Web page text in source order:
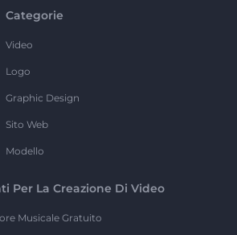
Categorie
Video
Logo
Graphic Design
Sito Web
Modello
Per La Creazione Di Video
Musicale Gratuito